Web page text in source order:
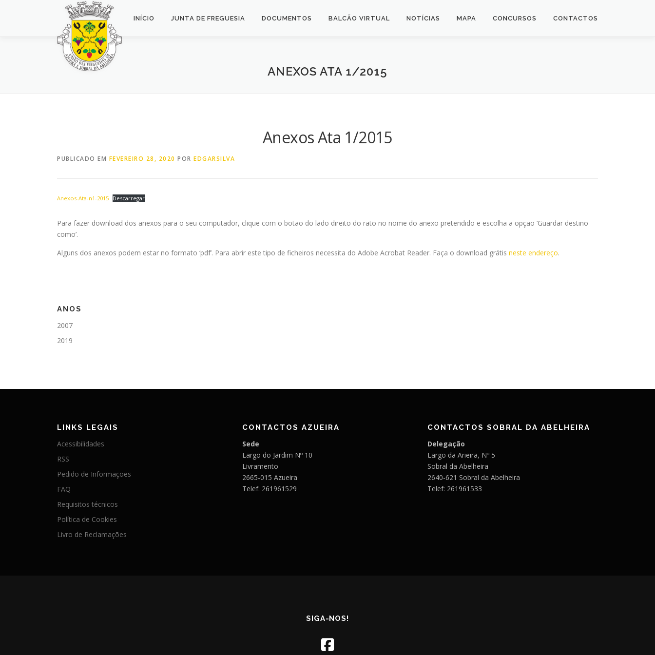
INÍCIO JUNTA DE FREGUESIA DOCUMENTOS BALCÃO VIRTUAL NOTÍCIAS MAPA CONCURSOS CONTACTOS
ANEXOS ATA 1/2015
Anexos Ata 1/2015
PUBLICADO EM FEVEREIRO 28, 2020 POR EDGARSILVA
Anexos-Ata-n1-2015 Descarregar
Para fazer download dos anexos para o seu computador, clique com o botão do lado direito do rato no nome do anexo pretendido e escolha a opção ‘Guardar destino
como’.
Alguns dos anexos podem estar no formato ‘pdf’. Para abrir este tipo de ficheiros necessita do Adobe Acrobat Reader. Faça o download grátis neste endereço.
ANOS
2007
2019
LINKS LEGAIS
Acessibilidades
RSS
Pedido de Informações
FAQ
Requisitos técnicos
Política de Cookies
Livro de Reclamações
CONTACTOS AZUEIRA
Sede
Largo do Jardim Nº 10
Livramento
2665-015 Azueira
Telef: 261961529
CONTACTOS SOBRAL DA ABELHEIRA
Delegação
Largo da Arieira, Nº 5
Sobral da Abelheira
2640-621 Sobral da Abelheira
Telef: 261961533
SIGA-NOS!